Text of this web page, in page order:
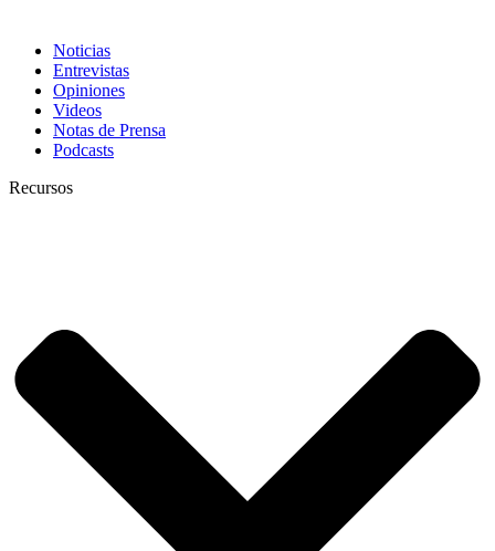
Noticias
Entrevistas
Opiniones
Videos
Notas de Prensa
Podcasts
Recursos